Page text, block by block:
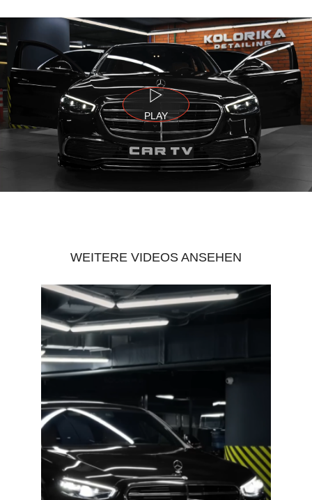
PLAY
WEITERE VIDEOS ANSEHEN